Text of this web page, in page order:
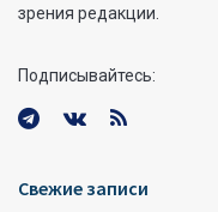
зрения редакции.
Подписывайтесь:
Свежие записи